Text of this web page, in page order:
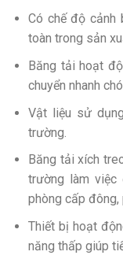
Có chế độ cảnh
toàn trong sản
Băng tải hoạt
chuyển nhanh
Vật liệu sử
trường.
Băng tải xích
trường làm việc
phòng cấp
Thiết bị hoạt
năng thấp giúp